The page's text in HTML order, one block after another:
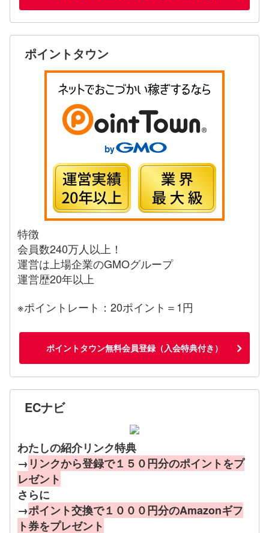
ポイントタウン
特徴
会員数240万人以上！
運営は上場企業のGMOグループ
運営歴20年以上
※ポイントレート：20ポイント＝1円
ポイントタウン無料会員登録（入会特典付き）
ECナビ
わたしの紹介リンク特典
→ リンクから登録で１５０円分のポイントをプ
レゼント
さらに
→ポイント交換で１０００円分のAmazonギフ
ト券をプレゼント